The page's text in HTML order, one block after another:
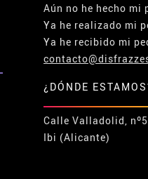
Aún no he hecho mi
Ya he realizado mi
Ya he recibido mi
¿DÓNDE
Calle Valladolid,
Ibi (Alicante)